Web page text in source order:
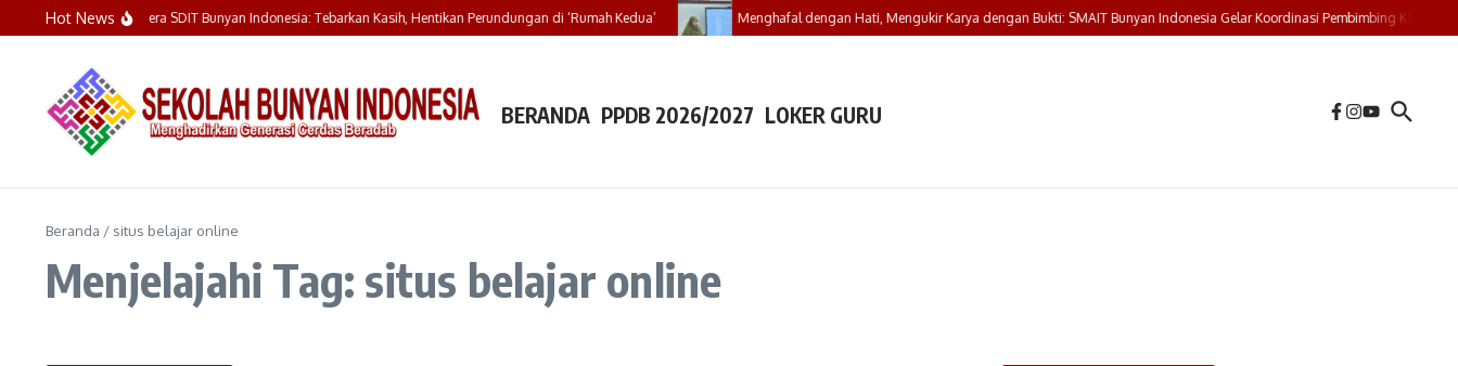
Lewati ke konten
Hot News
Upacara Bendera SDIT Bunyan Indonesia: Tebarkan Kasih, Hentikan Perundungan di ‘Rumah Kedua’ Menghafal dengan Hati, Mengukir Karya dengan Bukti: SMAIT Bunyan Indonesia Gelar Koordinasi Pembimbing Karya Tulis
BERANDA PPDB 2026/2027 LOKER GURU
Beranda / situs belajar online
Menjelajahi Tag: situs belajar online